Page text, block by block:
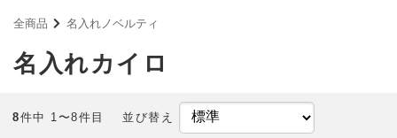
全商品 名入れノベルティ
名入れカイロ
8件中 1〜8件目 並び替え